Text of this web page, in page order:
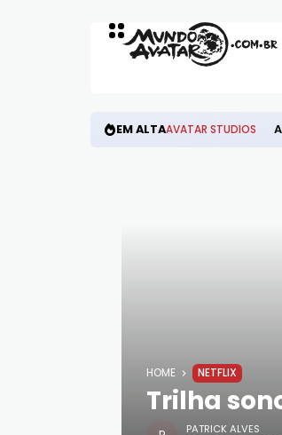
EM ALTAAVATAR STUDIOS
HOME NETFLIX
Trilha
PATRICK ALVES